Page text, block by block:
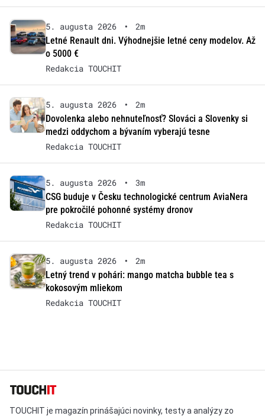
5. augusta 2026 •
2m
Letné Renault dni. Výhodnejšie letné ceny modelov. Až
o 5000 €
Redakcia TOUCHIT
5. augusta 2026 •
2m
Dovolenka alebo nehnuteľnosť? Slováci a Slovenky si
medzi oddychom a bývaním vyberajú tesne
Redakcia TOUCHIT
5. augusta 2026 •
3m
CSG buduje v Česku technologické centrum AviaNera
pre pokročilé pohonné systémy dronov
Redakcia TOUCHIT
5. augusta 2026 •
2m
Letný trend v pohári: mango matcha bubble tea s
kokosovým mliekom
Redakcia TOUCHIT
TOUCHIT je magazín prinášajúci novinky, testy a analýzy zo